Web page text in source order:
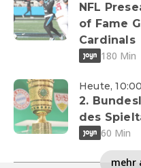
NFL
of Fame
Cardinals
180 Min
Heute,
2.
des
60 Min
mehr